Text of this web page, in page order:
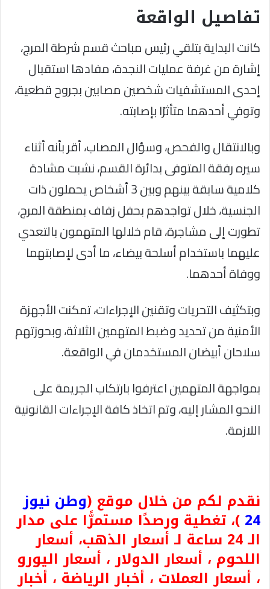
تفاصيل الواقعة
كانت البداية بتلقي رئيس مباحث قسم شرطة المرج،
إشارة من غرفة عمليات النجدة، مفادها استقبال
إحدى المستشفيات شخصين مصابين بجروح قطعية،
وتوفي أحدهما متأثرًا بإصابته.
وبالانتقال والفحص، وسؤال المصاب، أقر بأنه أثناء
سيره رفقة المتوفى بدائرة القسم، نشبت مشادة
كلامية سابقة بينهم وبين 3 أشخاص يحملون ذات
الجنسية، خلال تواجدهم بحفل زفاف بمنطقة المرج،
تطورت إلى مشاجرة، قام خلالها المتهمون بالتعدي
عليهما باستخدام أسلحة بيضاء، ما أدى لإصابتهما
ووفاة أحدهما.
وبتكثيف التحريات وتقنين الإجراءات، تمكنت الأجهزة
الأمنية من تحديد وضبط المتهمين الثلاثة، وبحوزتهم
سلاحان أبيضان المستخدمان في الواقعة.
بمواجهة المتهمين اعترفوا بارتكاب الجريمة على
النحو المشار إليه، وتم اتخاذ كافة الإجراءات القانونية
اللازمة.
نقدم لكم من خلال موقع (وطن نيوز
24 )، تغطية ورصدًا مستمرًّا على مدار
الـ 24 ساعة لـ أسعار الذهب، أسعار
اللحوم ، أسعار الدولار ، أسعار اليورو
، أسعار العملات ، أخبار الرياضة ، أخبار